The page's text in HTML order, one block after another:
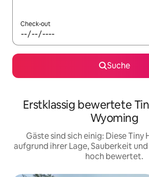
Check-out
Suche
Erstklassig bewertete
Wyoming
Gäste sind sich einig: Diese Tiny
aufgrund ihrer Lage, Sauberkeit
hoch bewertet.